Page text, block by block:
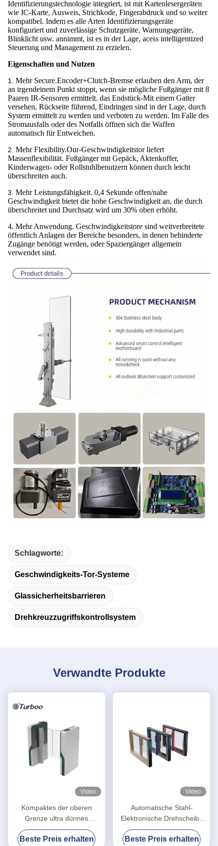
Identifizierungstechnologie integriert, ist mit Kartenlesergeräten
wie IC-Karte, Ausweis, Strichkode, Fingerabdruck und so weiter
kompatibel. Indem es alle Arten Identifizierungsgeräte
konfiguriert und zuverlässige Schutzgeräte, Warnungsgeräte,
Blinklicht usw. annimmt, ist es in der Lage, acess intelligentized
Steuerung und Management zu erzielen.
Eigenschaften und Nutzen
1. Mehr Secure.Encoder+Clutch-Bremse erlauben den Arm, der
an irgendeinem Punkt stoppt, wenn sie mögliche Fußgänger mit 8
Paaren IR-Sensoren ermittelt. das Endstück-Mit einem Gatter
versehen, Rückseite führend, Eindringen sind in der Lage, durch
System ermittelt zu werden und verboten zu werden. Im Falle des
Stromausfalls oder des Notfalls öffnen sich die Waffen
automatisch für Entweichen.
2. Mehr Flexibility.Our-Geschwindigkeitstor liefert
Massenflexibilität. Fußgänger mit Gepäck, Aktenkoffer,
Kinderwagen- oder Rollstuhlbenutzern können durch leicht
überschreiten auch.
3. Mehr Leistungsfähigkeit. 0,4 Sekunde offen/nahe
Geschwindigkeit bietet die hohe Geschwindigkeit an, die durch
überschreitet und Durchsatz wird um 30% oben erhöht.
4. Mehr Anwendung. Geschwindigkeitstore sind weitverbreitete
öffentlich Anlagen der Bereiche besonders, in denen behinderte
Zugänge benötigt werden, oder Spaziergänger allgemein
verwendet sind.
Schlagworte:
Geschwindigkeits-Tor-Systeme
Glassicherheitsbarrieren
Drehkreuzzugriffskontrollsystem
Verwandte Produkte
Video
Kompaktes der oberen
Grenze ultra dünnes
Zugriffskontrollgeschwindigkeits-
Tor-Drehkreuz des
Beste Preis erhalten
Video
Automatische Stahl-
Elektronische Drehscheibe
gesicherte
Gesichtserkennung
Beste Preis erhalten